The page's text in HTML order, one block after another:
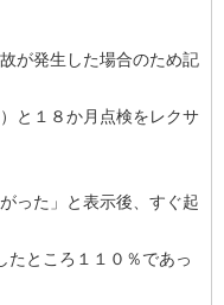
が発生した場合のため記
と１８か月点検をレクサ
った」と表示後、すぐ起
たところ１１０％であっ